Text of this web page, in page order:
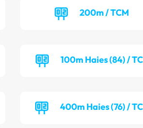
200m / TCM
100m Haies (84) /
400m Haies (76) /